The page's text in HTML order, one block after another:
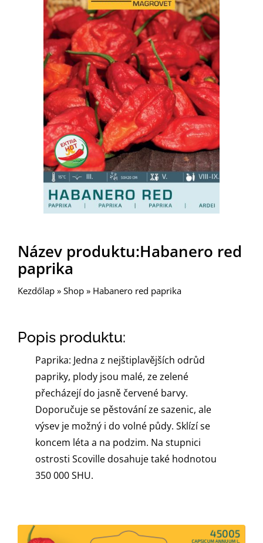
Název produktu:Habanero red
paprika
Kezdőlap » Shop » Habanero red paprika
Popis produktu:
Paprika: Jedna z nejštiplavějších odrůd
papriky, plody jsou malé, ze zelené
přecházejí do jasně červené barvy.
Doporučuje se pěstování ze sazenic, ale
výsev je možný i do volné půdy. Sklízí se
koncem léta a na podzim. Na stupnici
ostrosti Scoville dosahuje také hodnotou
350 000 SHU.